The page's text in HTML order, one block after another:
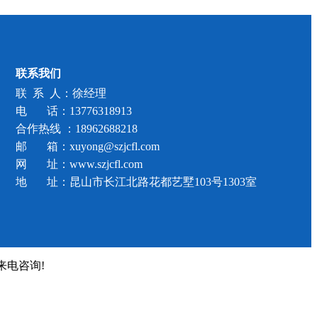
联系我们
联 系 人：徐经理
电 话： 13776318913
合作热线 ：18962688218
邮 箱：xuyong@szjcfl.com
网 址：www.szjcfl.com
地 址：昆山市长江北路花都艺墅103号1303室
电咨询!